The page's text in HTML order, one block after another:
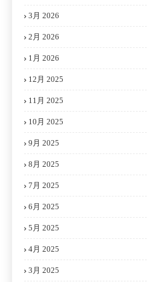
3月 2026
2月 2026
1月 2026
12月 2025
11月 2025
10月 2025
9月 2025
8月 2025
7月 2025
6月 2025
5月 2025
4月 2025
3月 2025